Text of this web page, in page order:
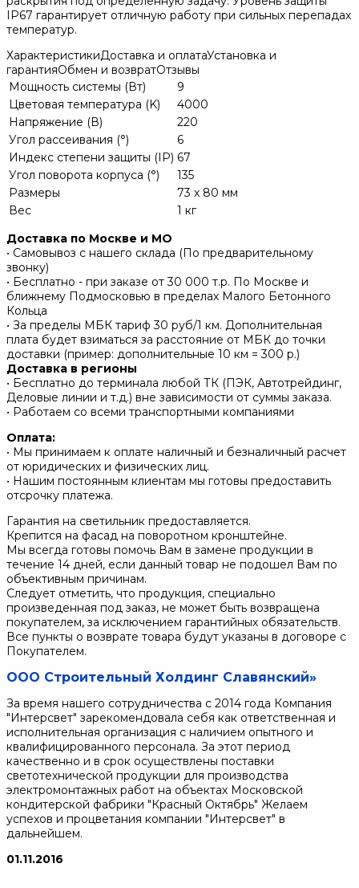
IP67 гарантирует отличную работу при сильных перепадах
температур.
ХарактеристикиДоставка и оплатаУстановка и
гарантияОбмен и возвратОтзывы
Мощность системы (Вт)
9
Цветовая температура (K)
4000
Напряжение (В)
220
Угол рассеивания (°)
6
Индекс степени защиты (IP) 67
Угол поворота корпуса (°)
135
Размеры
73 x 80 мм
Вес
1 кг
Доставка по Москве и МО
• Самовывоз с нашего склада (По предварительному
звонку)
• Бесплатно - при заказе от 30 000 т.р. По Москве и
ближнему Подмосковью в пределах Малого Бетонного
Кольца
• За пределы МБК тариф 30 руб/1 км. Дополнительная
плата будет взиматься за расстояние от МБК до точки
доставки (пример: дополнительные 10 км = 300 р.)
Доставка в регионы
• Бесплатно до терминала любой ТК (ПЭК, Автотрейдинг,
Деловые линии и т.д.) вне зависимости от суммы заказа.
• Работаем со всеми транспортными компаниями
Оплата:
• Мы принимаем к оплате наличный и безналичный расчет
от юридических и физических лиц.
• Нашим постоянным клиентам мы готовы предоставить
отсрочку платежа.
Гарантия на светильник предоставляется.
Крепится на фасад на поворотном кронштейне.
Мы всегда готовы помочь Вам в замене продукции в
течение 14 дней, если данный товар не подошел Вам по
объективным причинам.
Следует отметить, что продукция, специально
произведенная под заказ, не может быть возвращена
покупателем, за исключением гарантийных обязательств.
Все пункты о возврате товара будут указаны в договоре с
Покупателем.
ООО Строительный Холдинг Славянский»
За время нашего сотрудничества с 2014 года Компания
"Интерсвет" зарекомендовала себя как ответственная и
исполнительная организация с наличием опытного и
квалифицированного персонала. За этот период
качественно и в срок осуществлены поставки
светотехнической продукции для производства
электромонтажных работ на объектах Московской
кондитерской фабрики "Красный Октябрь" Желаем
успехов и процветания компании "Интерсвет" в
дальнейшем.
01.11.2016